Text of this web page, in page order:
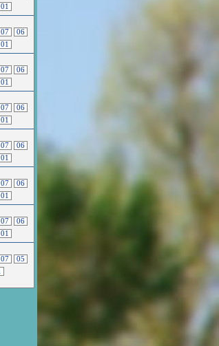
01
07
06
01
07
06
01
07
06
01
07
06
01
07
06
01
07
06
01
07
05